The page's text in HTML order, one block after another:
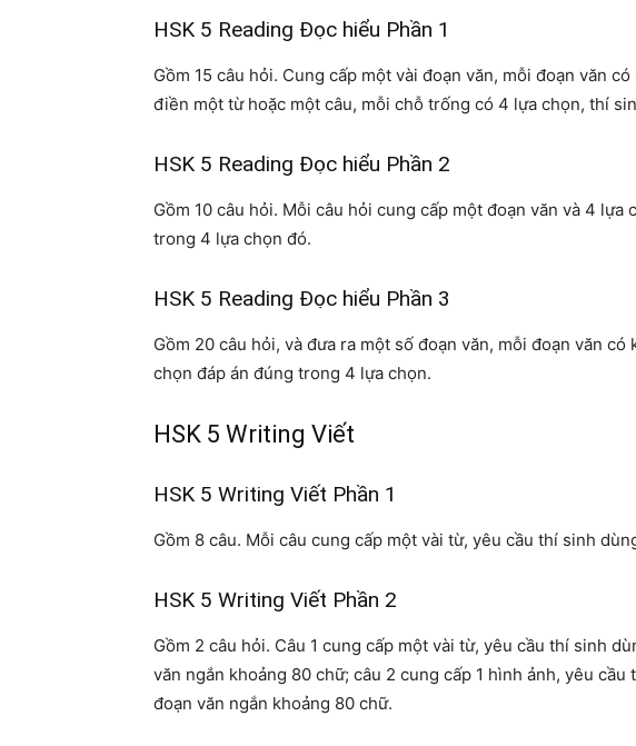
HSK 5 Reading Đọc hiểu Phần 1
Gồm 15 câu hỏi. Cung cấp một vài đoạn văn, mỗi đoạn văn
điền một từ hoặc một câu, mỗi chỗ trống có 4 lựa chọn, thí
HSK 5 Reading Đọc hiểu Phần 2
Gồm 10 câu hỏi. Mỗi câu hỏi cung cấp một đoạn văn và 4
trong 4 lựa chọn đó.
HSK 5 Reading Đọc hiểu Phần 3
Gồm 20 câu hỏi, và đưa ra một số đoạn văn, mỗi đoạn văn
chọn đáp án đúng trong 4 lựa chọn.
HSK 5 Writing Viết
HSK 5 Writing Viết Phần 1
Gồm 8 câu. Mỗi câu cung cấp một vài từ, yêu cầu thí sinh
HSK 5 Writing Viết Phần 2
Gồm 2 câu hỏi. Câu 1 cung cấp một vài từ, yêu cầu thí sinh
văn ngắn khoảng 80 chữ; câu 2 cung cấp 1 hình ảnh, yêu
đoạn văn ngắn khoảng 80 chữ.